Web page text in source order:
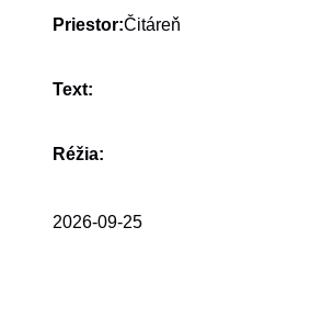
Priestor:Čitáreň
Text:
Réžia:
2026-09-25